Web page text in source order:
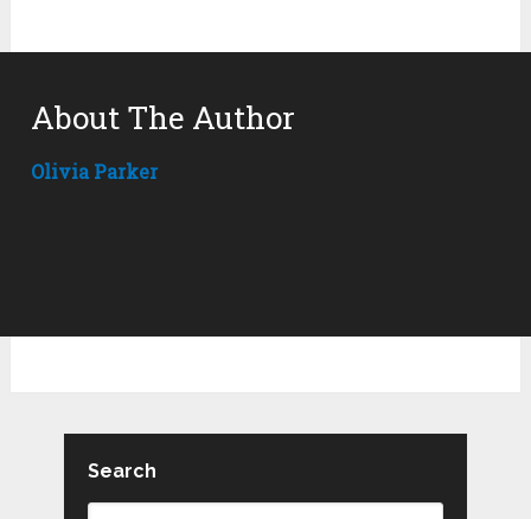
About The Author
Olivia Parker
Search